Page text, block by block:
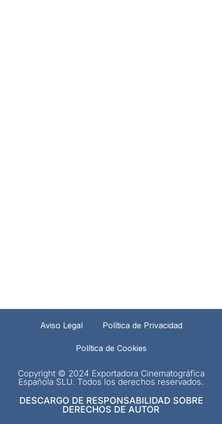
Aviso Legal Política de Privacidad
Política de Cookies
Copyright © 2024 Exportadora Cinematográfica
Española SLU. Todos los derechos reservados.
DESCARGO DE RESPONSABILIDAD SOBRE
DERECHOS DE AUTOR